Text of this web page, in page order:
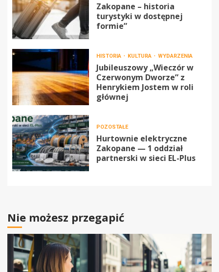
Zakopane – historia
turystyki w dostępnej
formie”
HISTORIA KULTURA WYDARZENIA
Jubileuszowy „Wieczór w
Czerwonym Dworze” z
Henrykiem Jostem w roli
głównej
POZOSTAŁE
Hurtownie elektryczne
Zakopane — 1 oddział
partnerski w sieci EL-Plus
Nie możesz przegapić